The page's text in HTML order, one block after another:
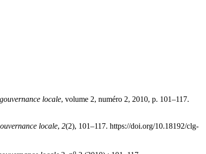
locale, volume 2, numéro 2, 2010, p. 101–117.
locale, 2(2), 101–117. https://doi.org/10.18192/clg-
o